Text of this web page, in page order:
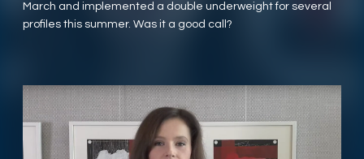
March and implemented a double underweight for several
profiles this summer. Was it a good call?
Video abspielen